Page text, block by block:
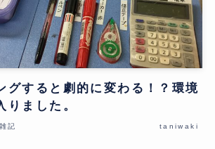
グすると劇的に変わる！？環境
りました。
雑記 taniwaki